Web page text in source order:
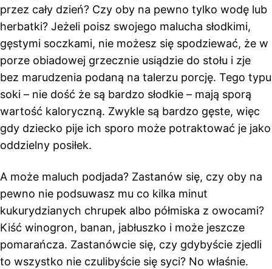
przez cały dzień? Czy oby na pewno tylko wodę lub
herbatki? Jeżeli poisz swojego malucha słodkimi,
gęstymi soczkami, nie możesz się spodziewać, że w
porze obiadowej grzecznie usiądzie do stołu i zje
bez marudzenia podaną na talerzu porcję. Tego typu
soki – nie dość że są bardzo słodkie – mają sporą
wartość kaloryczną. Zwykle są bardzo gęste, więc
gdy dziecko pije ich sporo może potraktować je jako
oddzielny posiłek.
A może maluch podjada? Zastanów się, czy oby na
pewno nie podsuwasz mu co kilka minut
kukurydzianych chrupek albo półmiska z owocami?
Kiść winogron, banan, jabłuszko i może jeszcze
pomarańcza. Zastanówcie się, czy gdybyście zjedli
to wszystko nie czulibyście się syci? No właśnie.